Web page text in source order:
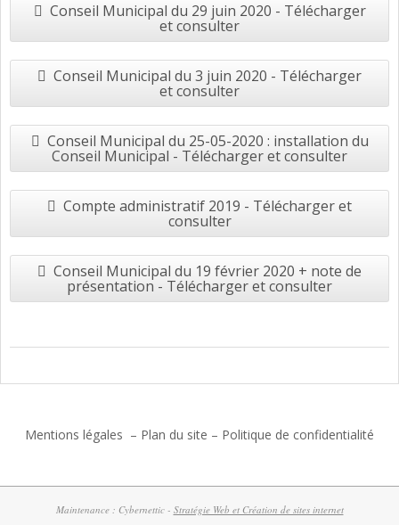
Conseil Municipal du 29 juin 2020 - Télécharger
et consulter
Conseil Municipal du 3 juin 2020 - Télécharger
et consulter
Conseil Municipal du 25-05-2020 : installation du
Conseil Municipal - Télécharger et consulter
Compte administratif 2019 - Télécharger et
consulter
Conseil Municipal du 19 février 2020 + note de
présentation - Télécharger et consulter
Mentions légales – Plan du site – Politique de confidentialité
Maintenance : Cybernettic - Stratégie Web et Création de sites internet